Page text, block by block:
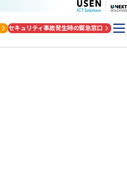
セキュリティ事故発生時の緊急窓口